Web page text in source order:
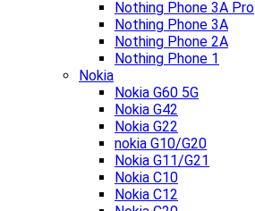
Nothing Phone 3A Pro
Nothing Phone 3A
Nothing Phone 2A
Nothing Phone 1
Nokia
Nokia G60 5G
Nokia G42
Nokia G22
nokia G10/G20
Nokia G11/G21
Nokia C10
Nokia C12